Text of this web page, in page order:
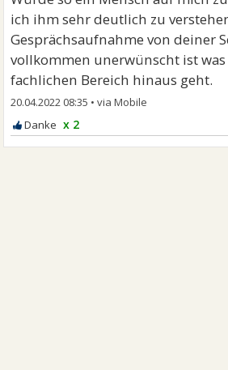
ich ihm sehr deutlich zu
Gesprächsaufnahme von deiner
vollkommen unerwünscht ist
fachlichen Bereich hinaus geht.
20.04.2022 08:35 •
x 2